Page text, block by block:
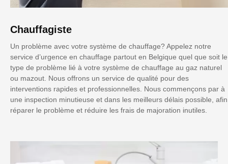
Chauffagiste
Un problème avec votre système de chauffage? Appelez notre
service d’urgence en chauffage partout en Belgique quel que soit le
type de problème lié à votre système de chauffage au gaz naturel
ou mazout. Nous offrons un service de qualité pour des
interventions rapides et professionnelles. Nous commençons par à
une inspection minutieuse et dans les meilleurs délais possible, afin
réparer le problème et réduire les frais de majoration inutiles.